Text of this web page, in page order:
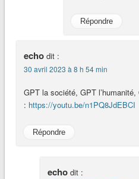
Répondre
echo dit :
30 avril 2023 à 8 h 54 min
GPT la société, GPT l’humanité,
: https://youtu.be/n1PQ8JdEBCI
Répondre
echo dit :